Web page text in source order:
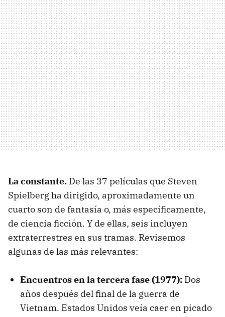
La constante. De las 37 películas que Steven
Spielberg ha dirigido, aproximadamente un
cuarto son de fantasía o, más específicamente,
de ciencia ficción. Y de ellas, seis incluyen
extraterrestres en sus tramas. Revisemos
algunas de las más relevantes:
Encuentros en la tercera fase(1977): Dos
años después del final de la guerra de
Vietnam. Estados Unidos veía caer en picado